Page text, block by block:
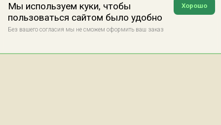
Хорошо
Мы используем куки, чтобы
пользоваться сайтом было удобно
Без вашего согласия мы не сможем оформить ваш заказ